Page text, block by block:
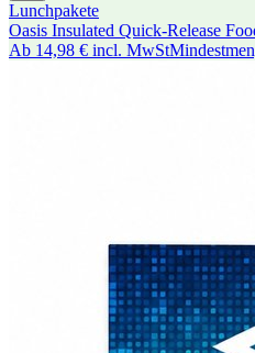
Lunchpakete
Oasis Insulated Quick-Release
Ab 14,98 € incl. MwSt